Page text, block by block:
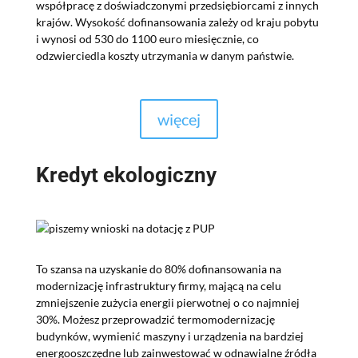
współpracę z doświadczonymi przedsiębiorcami z innych
krajów. Wysokość dofinansowania zależy od kraju pobytu
i wynosi od 530 do 1100 euro miesięcznie, co
odzwierciedla koszty utrzymania w danym państwie.
więcej
Kredyt ekologiczny
To szansa na uzyskanie do 80% dofinansowania na
modernizację infrastruktury firmy, mającą na celu
zmniejszenie zużycia energii pierwotnej o co najmniej
30%. Możesz przeprowadzić termomodernizację
budynków, wymienić maszyny i urządzenia na bardziej
energooszczędne lub zainwestować w odnawialne źródła